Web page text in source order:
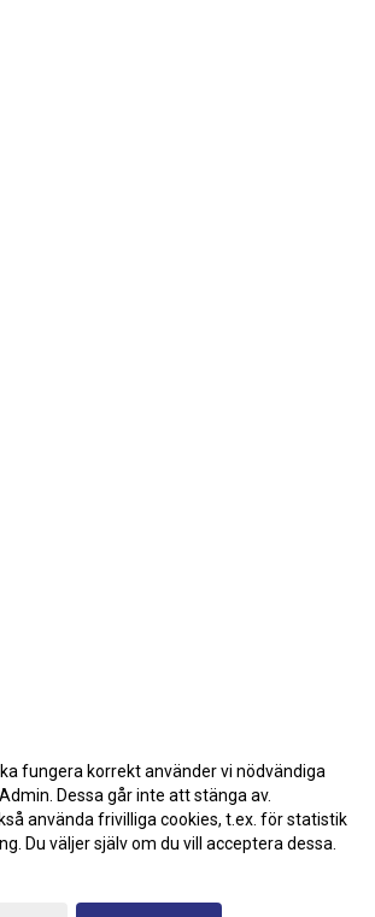
Gå till Webbversion
fungera korrekt använder vi nödvändiga
Dessa går inte att stänga av.
använda frivilliga cookies, t.ex. för statistik
Du väljer själv om du vill acceptera dessa.